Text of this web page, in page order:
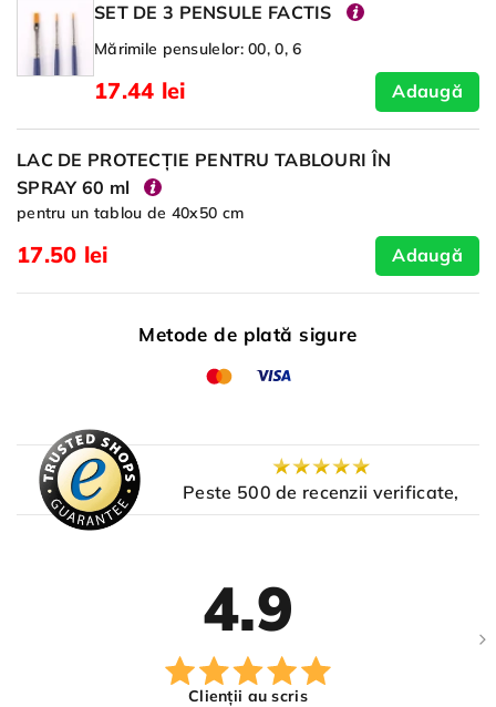
SET DE 3 PENSULE FACTIS
Mărimile pensulelor: 00, 0, 6
17.44 lei Adaugă
LAC DE PROTECȚIE PENTRU TABLOURI ÎN
SPRAY 60 ml
pentru un tablou de 40x50 cm
17.50 lei Adaugă
Metode de plată sigure
Peste 500 de recenzii verificate,
4.9
Clienții au scris